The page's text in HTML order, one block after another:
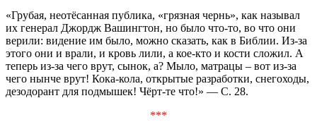
«Грубая, неотёсанная публика, «грязная чернь», как называл
их генерал Джордж Вашингтон, но было что-то, во что они
верили: видение им было, можно сказать, как в Библии. Из-за
этого они и врали, и кровь лили, а кое-кто и кости сложил. А
теперь из-за чего врут, сынок, а? Мыло, матрацы – вот из-за
чего нынче врут! Кока-кола, открытые разработки, снегоходы,
дезодорант для подмышек! Чёрт-те что!» — С. 28.
***